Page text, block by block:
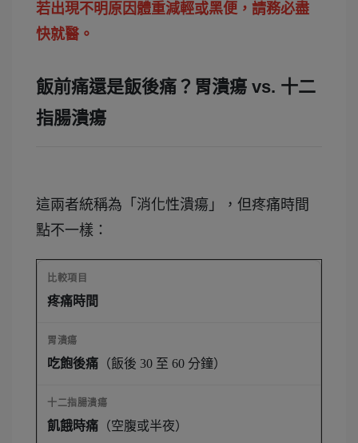
若出現不明原因體重減輕或黑便，請務必盡
快就醫。
飯前痛還是飯後痛？胃潰瘍 vs. 十二
指腸潰瘍
這兩者統稱為「消化性潰瘍」，但疼痛時間
點不一樣：
疼痛時間
吃飽後痛 （飯後 30 至 60 分鐘）
飢餓時痛 （空腹或半夜）